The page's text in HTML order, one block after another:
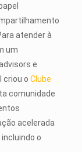
atender à
um
e
criou o Clube
comunidade
acelerada
o